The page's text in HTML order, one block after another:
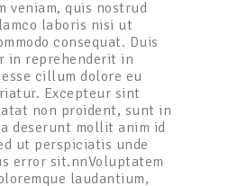
veniam, quis nostrud
laboris nisi ut
consequat. Duis
in reprehenderit in
cillum dolore eu
Excepteur sint
non proident, sunt in
deserunt mollit anim id
ut perspiciatis unde
error sit.nnVoluptatem
laudantium,